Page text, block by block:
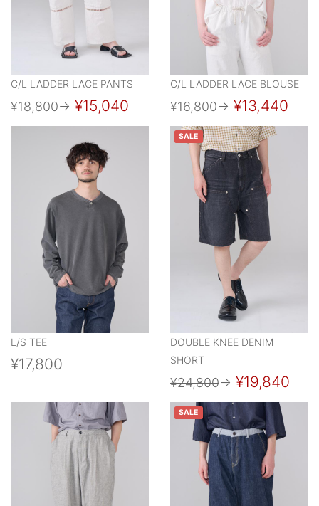
C/L LADDER LACE PANTS
¥18,800→ ¥15,040
C/L LADDER LACE BLOUSE
¥16,800→ ¥13,440
L/S TEE
¥17,800
SALE
DOUBLE KNEE DENIM
SHORT
¥24,800→ ¥19,840
SALE